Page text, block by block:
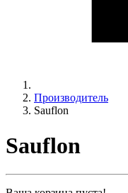
Производитель
Sauflon
Sauflon